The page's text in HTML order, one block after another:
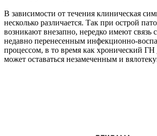
В зависимости от течения клиническая
несколько различается. Так при острой
возникают внезапно, нередко имеют связь
недавно перенесенным инфекционно-
процессом, в то время как хронический ГН
может оставаться незамеченным и